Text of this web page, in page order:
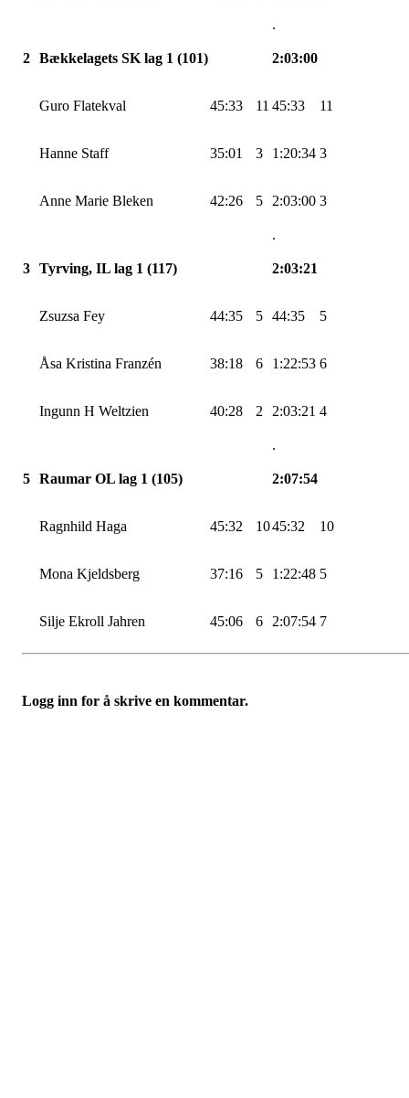
.
2 Bækkelagets SK lag 1 (101) 2:03:00
Guro Flatekval 45:33 11 45:33 11
Hanne Staff 35:01 3 1:20:34 3
Anne Marie Bleken 42:26 5 2:03:00 3
.
3 Tyrving, IL lag 1 (117) 2:03:21
Zsuzsa Fey 44:35 5 44:35 5
Åsa Kristina Franzén 38:18 6 1:22:53 6
Ingunn H Weltzien 40:28 2 2:03:21 4
.
5 Raumar OL lag 1 (105) 2:07:54
Ragnhild Haga 45:32 1045:32 10
Mona Kjeldsberg 37:16 5 1:22:48 5
Silje Ekroll Jahren 45:06 6 2:07:54 7
Logg inn for å skrive en kommentar.